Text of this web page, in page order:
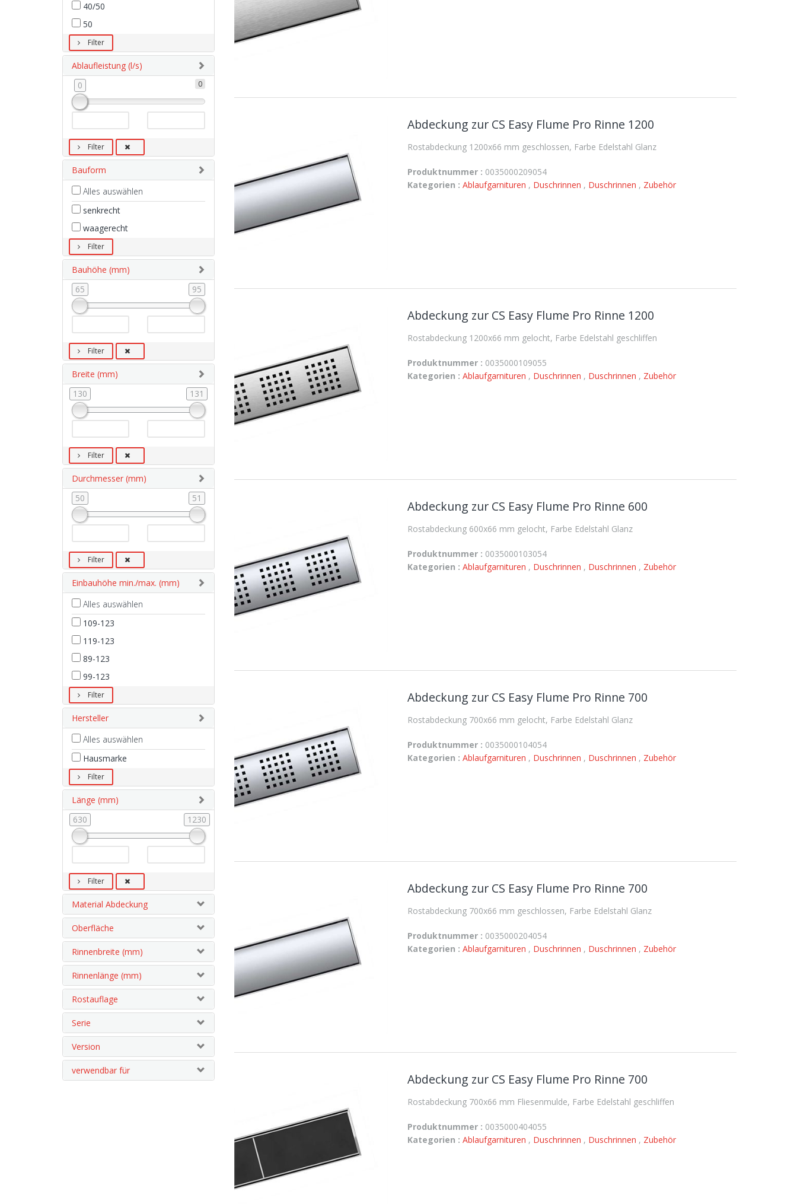
40/50
50
Filter
Ablaufleistung (l/s)
0
0
Filter
Bauform
Alles auswählen
senkrecht
waagerecht
Filter
Bauhöhe (mm)
65
95
Filter
Breite (mm)
130
131
Filter
Durchmesser (mm)
50
51
Filter
Einbauhöhe min./max. (mm)
Alles auswählen
109-123
119-123
89-123
99-123
Filter
Hersteller
Alles auswählen
Hausmarke
Filter
Länge (mm)
630
1230
Filter
Material Abdeckung
Oberfläche
Rinnenbreite (mm)
Rinnenlänge (mm)
Rostauflage
Serie
Version
verwendbar für
Abdeckung zur CS Easy Flume Pro Rinne 1200
Rostabdeckung 1200x66 mm geschlossen, Farbe Edelstahl Glanz
Produktnummer : 0035000209054
Kategorien : Ablaufgarnituren , Duschrinnen , Duschrinnen , Zubehör
Abdeckung zur CS Easy Flume Pro Rinne 1200
Rostabdeckung 1200x66 mm gelocht, Farbe Edelstahl geschliffen
Produktnummer : 0035000109055
Kategorien : Ablaufgarnituren , Duschrinnen , Duschrinnen , Zubehör
Abdeckung zur CS Easy Flume Pro Rinne 600
Rostabdeckung 600x66 mm gelocht, Farbe Edelstahl Glanz
Produktnummer : 0035000103054
Kategorien : Ablaufgarnituren , Duschrinnen , Duschrinnen , Zubehör
Abdeckung zur CS Easy Flume Pro Rinne 700
Rostabdeckung 700x66 mm gelocht, Farbe Edelstahl Glanz
Produktnummer : 0035000104054
Kategorien : Ablaufgarnituren , Duschrinnen , Duschrinnen , Zubehör
Abdeckung zur CS Easy Flume Pro Rinne 700
Rostabdeckung 700x66 mm geschlossen, Farbe Edelstahl Glanz
Produktnummer : 0035000204054
Kategorien : Ablaufgarnituren , Duschrinnen , Duschrinnen , Zubehör
Abdeckung zur CS Easy Flume Pro Rinne 700
Rostabdeckung 700x66 mm Fliesenmulde, Farbe Edelstahl geschliffen
Produktnummer : 0035000404055
Kategorien : Ablaufgarnituren , Duschrinnen , Duschrinnen , Zubehör